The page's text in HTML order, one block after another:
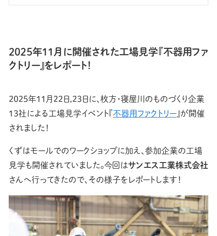
2025年11月に開催された工場見学『不器用ファ
クトリー』をレポート！
2025年11月22日,23日に、枚方・寝屋川のものづくり企業
13社による工場見学イベント『不器用ファクトリー』が開催
されました！
くずはモールでのワークショップに加え、参加企業の工場
見学も開催されていました。今回はサンエス工業株式会社
さんへ行ってきたので、その様子をレポートします！